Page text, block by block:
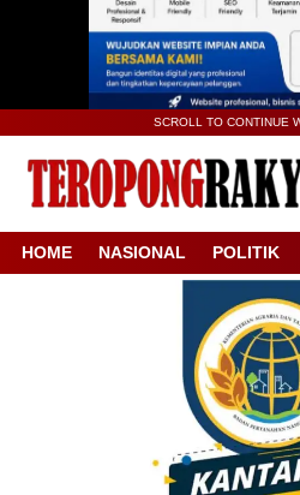
SCROLL TO CONTINUE
HOME NASIONAL POLITIK